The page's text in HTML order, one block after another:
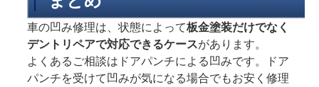
車の凹み修理は、状態によって板金塗装だけでなく
デントリペアで対応できるケースがあります。
よくあるご相談はドアパンチによる凹みです。ドア
パンチを受けて凹みが気になる場合でもお安く修理